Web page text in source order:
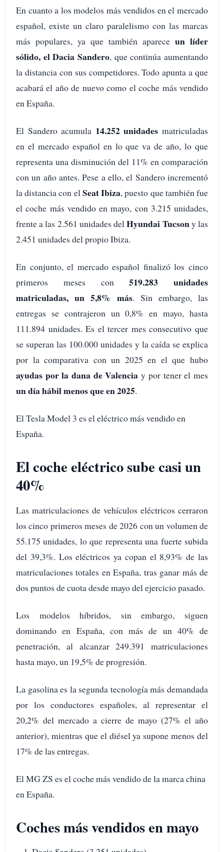
En cuanto a los modelos más vendidos en el mercado
español, existe un claro paralelismo con las marcas
más populares, ya que también aparece un líder
sólido, el Dacia Sandero, que continúa aumentando
la distancia con sus competidores. Todo apunta a que
acabará el año de nuevo como el coche más vendido
en España.
El Sandero acumula 14.252 unidades matriculadas
en el mercado español en lo que va de año, lo que
representa una disminución del 11% en comparación
con un año antes. Pese a ello, el Sandero incrementó
la distancia con el Seat Ibiza, puesto que también fue
el coche más vendido en mayo, con 3.215 unidades,
frente a las 2.561 unidades delHyundai Tucsony las
2.451 unidades del propio Ibiza.
En conjunto, el mercado español finalizó los cinco
primeros meses con519.283 unidades
matriculadas, un 5,8% más. Sin embargo, las
entregas se contrajeron un 0,8% en mayo, hasta
111.894 unidades. Es el tercer mes consecutivo que
se superan las 100.000 unidades y la caída se explica
por la comparativa con un 2025 en el que hubo
ayudas por la dana de Valencia y por tener el mes
un día hábil menos que en 2025.
El Tesla Model 3 es el eléctrico más vendido en
España.
El coche eléctrico sube casi un
40%
Las matriculaciones de vehículos eléctricos cerraron
los cinco primeros meses de 2026 con un volumen de
55.175 unidades, lo que representa una fuerte subida
del 39,3%. Los eléctricos ya copan el 8,93% de las
matriculaciones totales en España, tras ganar más de
dos puntos de cuota desde mayo del ejercicio pasado.
Los modelos híbridos, sin embargo, siguen
dominando en España, con más de un 40% de
penetración, al alcanzar 249.391 matriculaciones
hasta mayo, un 19,5% de progresión.
La gasolina es la segunda tecnología más demandada
por los conductores españoles, al representar el
20,2% del mercado a cierre de mayo (27% el año
anterior), mientras que el diésel ya supone menos del
17% de las entregas.
El MG ZS es el coche más vendido de la marca china
en España.
Coches más vendidos en mayo